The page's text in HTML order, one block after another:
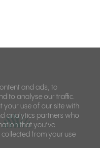
and ads, to
to analyse our traffic.
your use of our site with
analytics partners who
that you’ve
collected from your use